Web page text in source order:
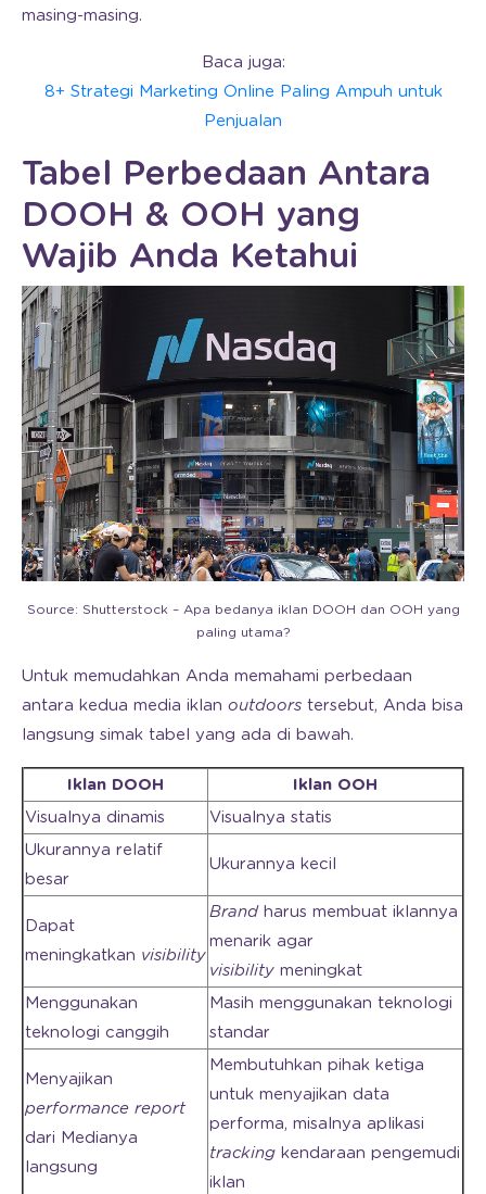
masing-masing.
Baca juga:
8+ Strategi Marketing Online Paling Ampuh untuk
Penjualan
Tabel Perbedaan Antara
DOOH & OOH yang
Wajib Anda Ketahui
Source: Shutterstock – Apa bedanya iklan DOOH dan OOH yang
paling utama?
Untuk memudahkan Anda memahami perbedaan
antara kedua media iklan outdoors tersebut, Anda bisa
langsung simak tabel yang ada di bawah.
Iklan DOOH
Iklan OOH
Visualnya dinamis
Visualnya statis
Ukurannya relatif
besar
Ukurannya kecil
Dapat
meningkatkan visibility
Brand harus membuat iklannya
menarik agar
visibility meningkat
Menggunakan
teknologi canggih
Masih menggunakan teknologi
standar
Menyajikan
performance report
dari Medianya
langsung
Membutuhkan pihak ketiga
untuk menyajikan data
performa, misalnya aplikasi
tracking kendaraan pengemudi
iklan